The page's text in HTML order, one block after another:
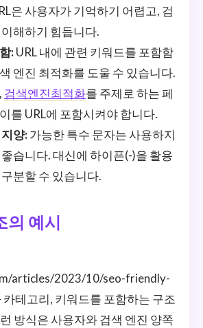
은 사용자가 기억하기 어렵고, 검
해하기 힘듭니다.
: URL 내에 관련 키워드를 포함함
엔진 최적화를 도울 수 있습니다.
검색엔진최적화를 주제로 하는 페
를 URL에 포함시켜야 합니다.
양: 가능한 특수 문자는 사용하지
습니다. 대신에 하이픈(-)을 활용
분할 수 있습니다.
의 예시
articles/2023/10/seo-friendly-
테고리, 키워드를 포함하는 구조
방식은 사용자와 검색 엔진 양쪽